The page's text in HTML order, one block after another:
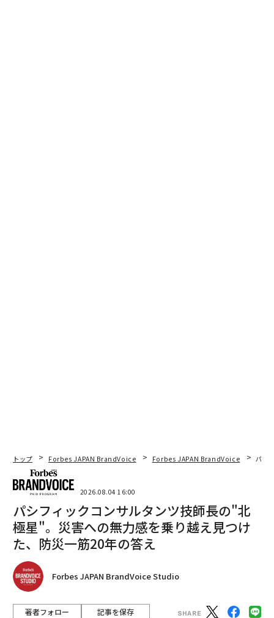
トップ Forbes JAPAN BrandVoice Forbes JAPAN BrandVoice パシ
2026.08.04 16:00
パシフィックコンサルタンツ技師長の"北
極星"。災害への無力感を乗り越え見つけ
た、防災一筋20年の答え
Forbes JAPAN BrandVoice Studio
著者フォロー 記事を保存